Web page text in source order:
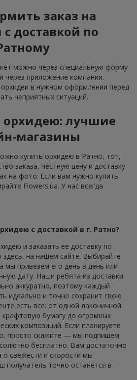
заказ на
доставкой по
можно через специальную форму
через приложение компании.
в нужном оформлении перед
неприятных ситуаций.
орхидею: лучшие
магазины
купить орхидею в Ратно, тот,
заказа, честную цену и доставку
на фото. Если вам нужно купить
Flowers.ua. У нас всегда
с доставкой в г. Ратно?
и заказать ее доставку по
на нашем сайте. Выбирайте
мы привезем его день в день или
дату. Наши ребята из доставки
аккуратно, поэтому каждый
идеально и точно сохранит свою
есть все: от одной лаконичной
крафтовую бумагу до огромных
композиций. Если планируете
просто скажите — мы подпишем
бесплатно. Вам достаточно
о свежести и скорости мы
получатель точно останется в